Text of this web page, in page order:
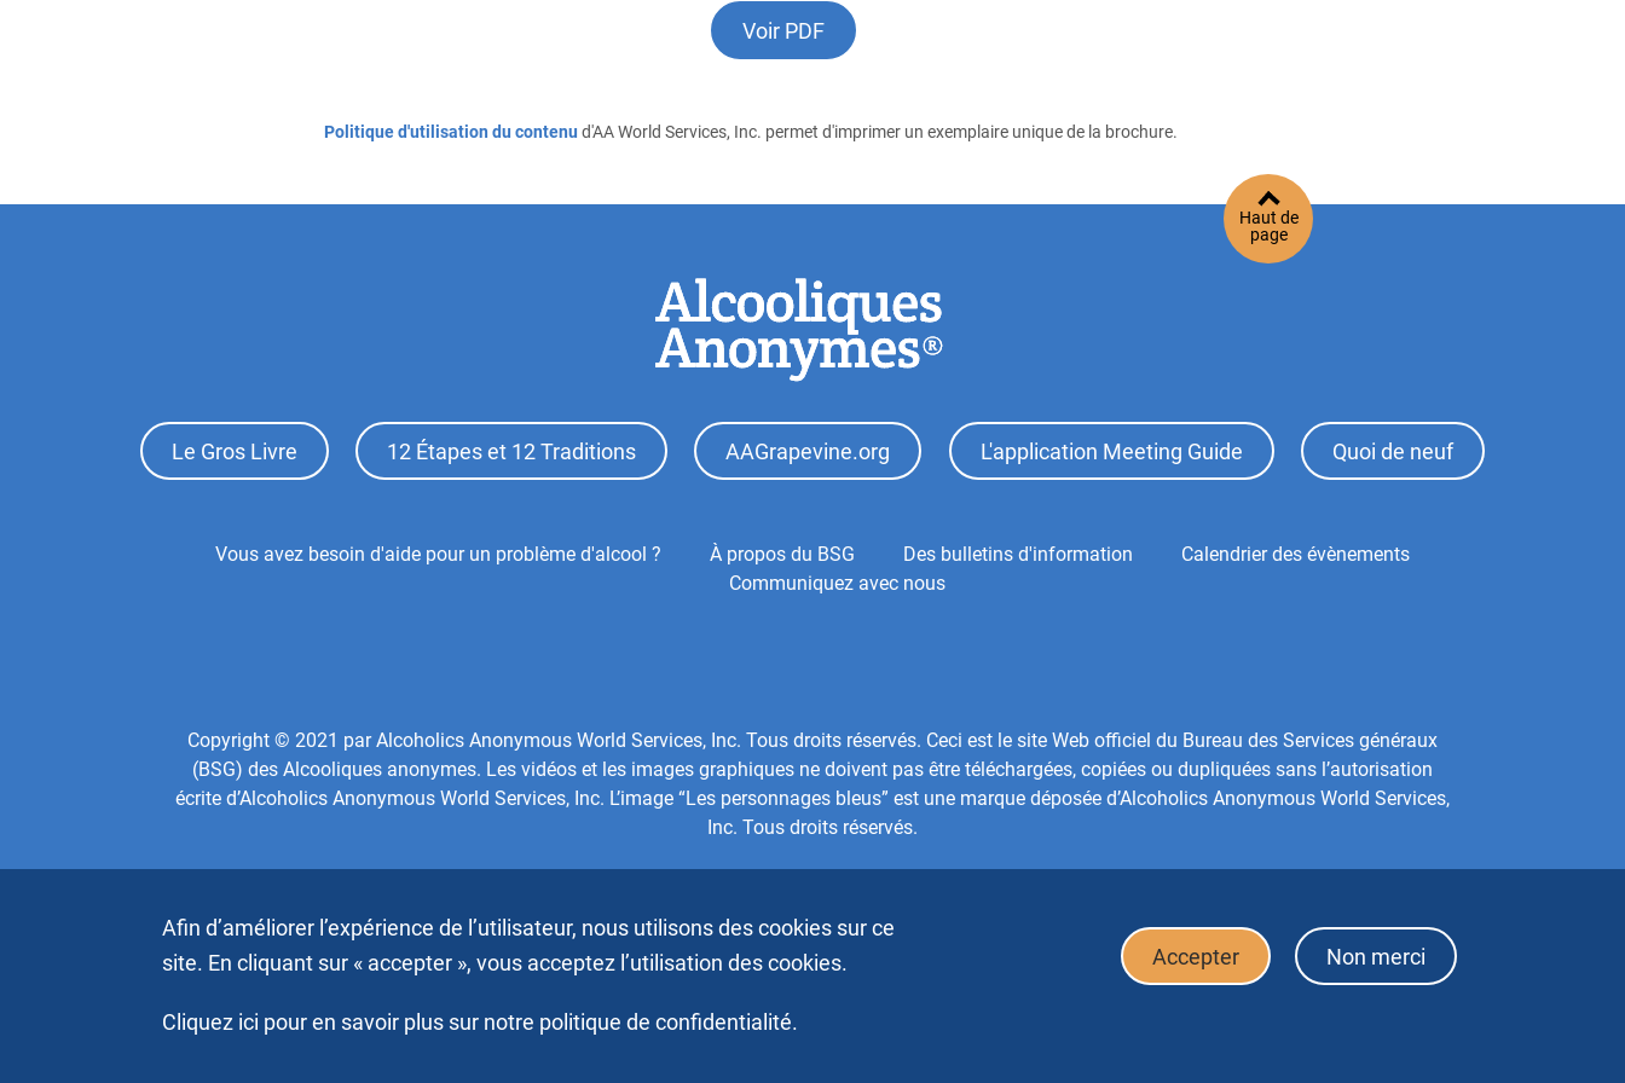
Voir PDF
Politique d'utilisation du contenu d'AA World Services, Inc. permet d'imprimer un exemplaire unique de la brochure.
Haut de
page
Footer
Top
Menu
Le Gros Livre 12 Étapes et 12 Traditions AAGrapevine.org L'application Meeting Guide Quoi de neuf
FooterVous avez besoin d'aide pour un problème d'alcool ? À propos du BSG Des bulletins d'information
Calendrier des évènements
Communiquez avec nous
Copyright © 2021 par Alcoholics Anonymous World Services, Inc. Tous droits réservés. Ceci est le site Web officiel du Bureau des Services généraux
(BSG) des Alcooliques anonymes. Les vidéos et les images graphiques ne doivent pas être téléchargées, copiées ou dupliquées sans l’autorisation
écrite d’Alcoholics Anonymous World Services, Inc. L’image “Les personnages bleus” est une marque déposée d’Alcoholics Anonymous World Services,
Inc. Tous droits réservés.
Copyright © 2026, Alcoholics Anonymous World Services, Inc. Tous droits réservés.
Afin d’améliorer l’expérience de l’utilisateur, nous utilisons des cookies sur ce
site. En cliquant sur « accepter », vous acceptez l’utilisation des cookies.
Cliquez ici pour en savoir plus sur notre politique de confidentialité.
Accepter Non merci